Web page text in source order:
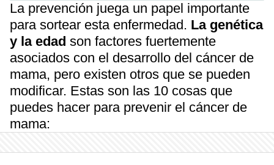
La prevención juega un papel importante
para sortear esta enfermedad. La genética
y la edad son factores fuertemente
asociados con el desarrollo del cáncer de
mama, pero existen otros que se pueden
modificar. Estas son las 10 cosas que
puedes hacer para prevenir el cáncer de
mama: